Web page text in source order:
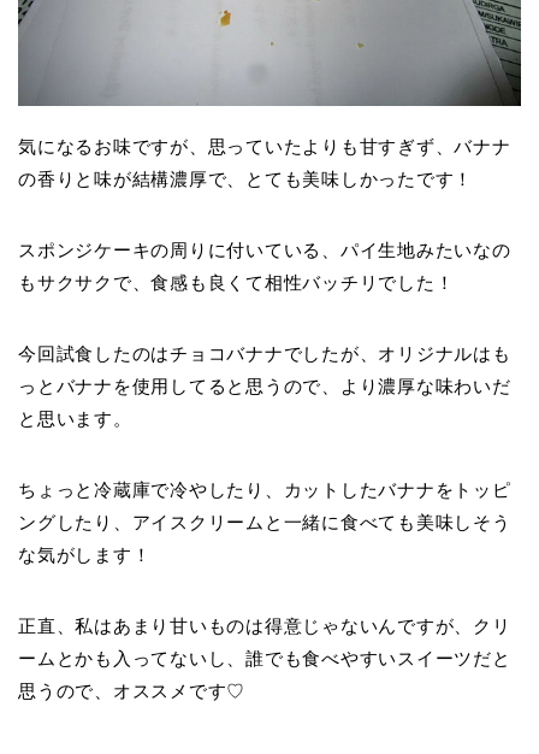
気になるお味ですが、思っていたよりも甘すぎず、バナナ
の香りと味が結構濃厚で、とても美味しかったです！
スポンジケーキの周りに付いている、パイ生地みたいなの
もサクサクで、食感も良くて相性バッチリでした！
今回試食したのはチョコバナナでしたが、オリジナルはも
っとバナナを使用してると思うので、より濃厚な味わいだ
と思います。
ちょっと冷蔵庫で冷やしたり、カットしたバナナをトッピ
ングしたり、アイスクリームと一緒に食べても美味しそう
な気がします！
正直、私はあまり甘いものは得意じゃないんですが、クリ
ームとかも入ってないし、誰でも食べやすいスイーツだと
思うので、オススメです♡